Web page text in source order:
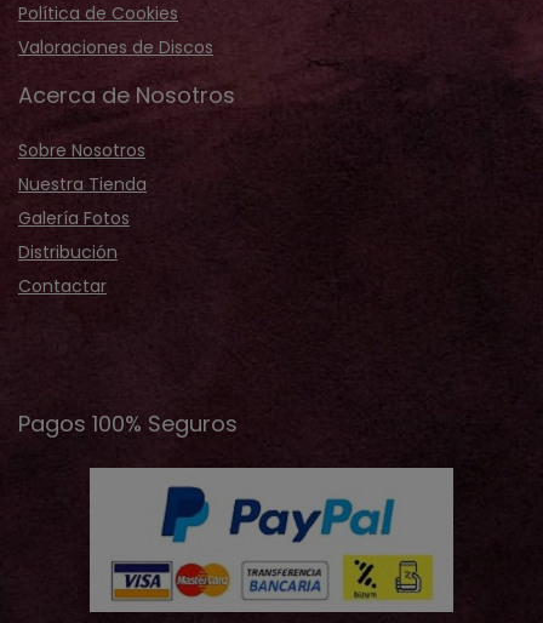
Política de Cookies
Valoraciones de Discos
Acerca de Nosotros
Sobre Nosotros
Nuestra Tienda
Galería Fotos
Distribución
Contactar
Pagos 100% Seguros